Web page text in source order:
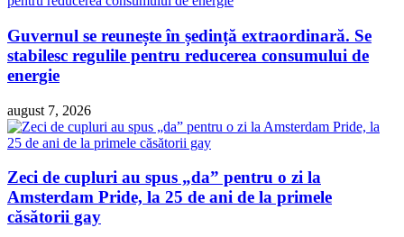
Guvernul se reunește în ședință extraordinară. Se
stabilesc regulile pentru reducerea consumului de
energie
august 7, 2026
Zeci de cupluri au spus „da” pentru o zi la
Amsterdam Pride, la 25 de ani de la primele
căsătorii gay